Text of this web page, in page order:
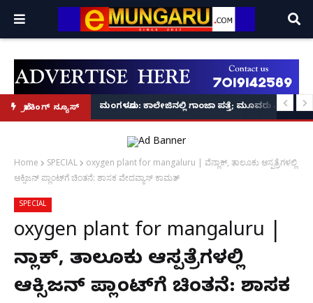
ಬ್ರೇಕಿಂಗ್ ನ್ಯೂಸ್
ಪ್ರಕಟಣೆ ಪ್ರಕರಣ5 ಮಂದಿ ವಿದ್ಯಾರ್ಥಿಗಳು ಬಂಧನ
ಮಂಗಳೂರು: ಕಾಲೇಜಿನಲ್ಲಿ ಗಾಂಜಾ ಪತ್ತೆ; ಮೂವರು
Home SPECIAL
oxygen plant for mangaluru | ವೆನ್ಲಾಕ್, ತಾಲೂಕು ಆಸ್ಪತ್ರೆಗಳಲ್ಲಿ
ಆಕ್ಸಿಜನ್ ಪ್ಲಾಂಟ್‌ಗೆ ಚಿಂತನೆ: ಶಾಸಕ ವೇದವ್ಯಾಸ್ ಕಾಮತ್
SPECIAL
oxygen plant for mangaluru |
ವೆನ್ಲಾಕ್, ತಾಲೂಕು ಆಸ್ಪತ್ರೆಗಳಲ್ಲಿ
ಆಕ್ಸಿಜನ್ ಪ್ಲಾಂಟ್‌ಗೆ ಚಿಂತನೆ: ಶಾಸಕ